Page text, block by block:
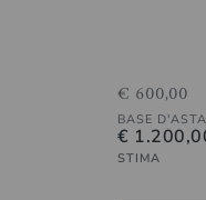
€ 600,00
BASE D'ASTA
€
STIMA